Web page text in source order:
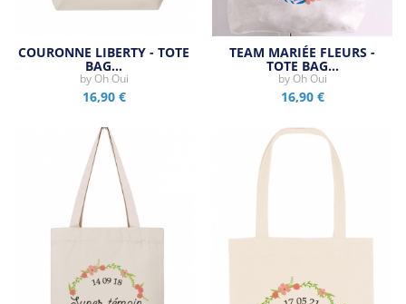
COURONNE LIBERTY - TOTE
BAG…
by Oh Oui
16,90 €
TEAM MARIÉE FLEURS -
TOTE BAG…
by Oh Oui
16,90 €